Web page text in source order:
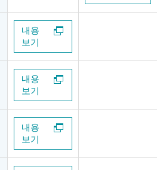
내용
보기
내용
보기
내용
보기